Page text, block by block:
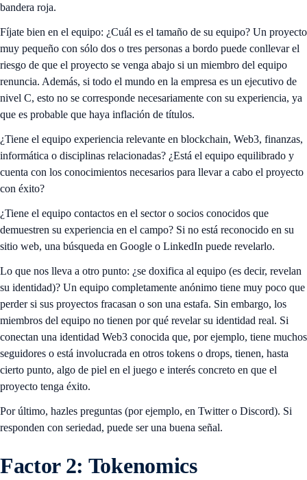
bandera roja.
Fíjate bien en el equipo: ¿Cuál es el tamaño de su equipo? Un proyecto
muy pequeño con sólo dos o tres personas a bordo puede conllevar el
riesgo de que el proyecto se venga abajo si un miembro del equipo
renuncia. Además, si todo el mundo en la empresa es un ejecutivo de
nivel C, esto no se corresponde necesariamente con su experiencia, ya
que es probable que haya inflación de títulos.
¿Tiene el equipo experiencia relevante en blockchain, Web3, finanzas,
informática o disciplinas relacionadas? ¿Está el equipo equilibrado y
cuenta con los conocimientos necesarios para llevar a cabo el proyecto
con éxito?
¿Tiene el equipo contactos en el sector o socios conocidos que
demuestren su experiencia en el campo? Si no está reconocido en su
sitio web, una búsqueda en Google o LinkedIn puede revelarlo.
Lo que nos lleva a otro punto: ¿se doxifica al equipo (es decir, revelan
su identidad)? Un equipo completamente anónimo tiene muy poco que
perder si sus proyectos fracasan o son una estafa. Sin embargo, los
miembros del equipo no tienen por qué revelar su identidad real. Si
conectan una identidad Web3 conocida que, por ejemplo, tiene muchos
seguidores o está involucrada en otros tokens o drops, tienen, hasta
cierto punto, algo de piel en el juego e interés concreto en que el
proyecto tenga éxito.
Por último, hazles preguntas (por ejemplo, en Twitter o Discord). Si
responden con seriedad, puede ser una buena señal.
Factor 2: Tokenomics